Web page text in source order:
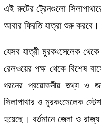
এই রুটের ট্রেনগুলো
আবার ফিরতি যাত্রা শুরু করবে।
যেসব যাত্রী মুরকংসেলেক থেকে
রেলওয়ের পক্ষ থেকে বিশেষ
ধরনের প্রয়োজনীয় তথ্য ও
সিলাপাথার ও মুরকংসেলেক
হয়েছে। বর্তমানে জেলা ও